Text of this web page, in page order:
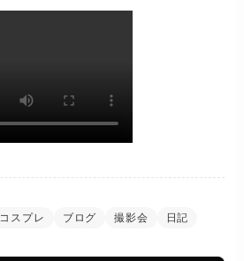
コスプレ ブログ 撮影会 日記